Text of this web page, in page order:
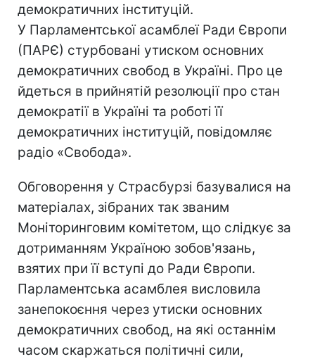
демократичних інституцій.
У Парламентської асамблеї Ради Європи
(ПАРЄ) стурбовані утиском основних
демократичних свобод в Україні. Про це
йдеться в прийнятій резолюції про стан
демократії в Україні та роботі її
демократичних інституцій, повідомляє
радіо «Свобода».
Обговорення у Страсбурзі базувалися на
матеріалах, зібраних так званим
Моніторинговим комітетом, що слідкує за
дотриманням Україною зобов'язань,
взятих при її вступі до Ради Європи.
Парламентська асамблея висловила
занепокоєння через утиски основних
демократичних свобод, на які останнім
часом скаржаться політичні сили,